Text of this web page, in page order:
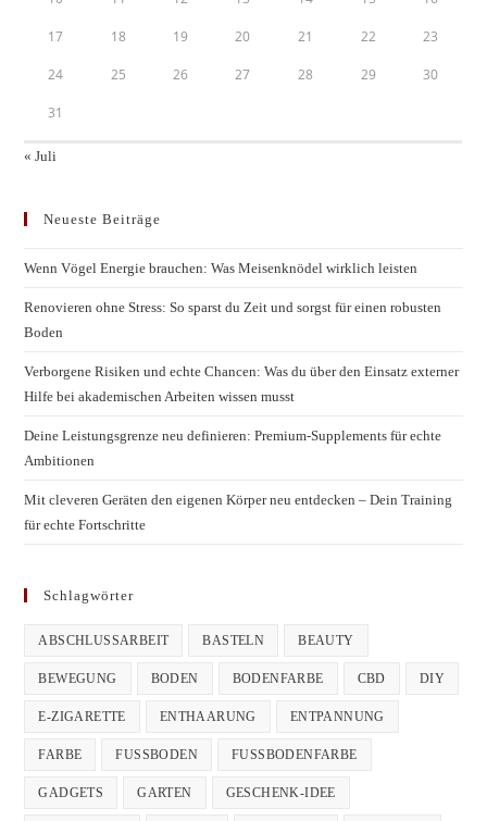
17 18 19 20 21 22 23
24 25 26 27 28 29 30
31
« Juli
Neueste Beiträge
Wenn Vögel Energie brauchen: Was Meisenknödel wirklich leisten
Renovieren ohne Stress: So sparst du Zeit und sorgst für einen robusten
Boden
Verborgene Risiken und echte Chancen: Was du über den Einsatz externer
Hilfe bei akademischen Arbeiten wissen musst
Deine Leistungsgrenze neu definieren: Premium-Supplements für echte
Ambitionen
Mit cleveren Geräten den eigenen Körper neu entdecken – Dein Training
für echte Fortschritte
Schlagwörter
ABSCHLUSSARBEIT BASTELN BEAUTY
BEWEGUNG BODEN BODENFARBE CBD DIY
E-ZIGARETTE ENTHAARUNG ENTPANNUNG
FARBE FUSSBODEN FUSSBODENFARBE
GADGETS GARTEN GESCHENK-IDEE